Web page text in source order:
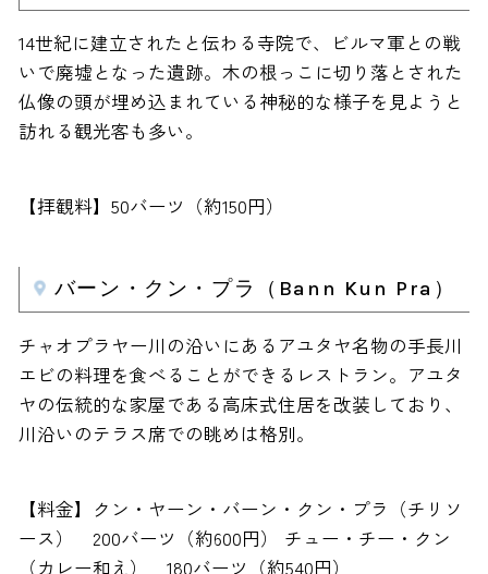
14世紀に建立されたと伝わる寺院で、ビルマ軍との戦
いで廃墟となった遺跡。木の根っこに切り落とされた
仏像の頭が埋め込まれている神秘的な様子を見ようと
訪れる観光客も多い。
【拝観料】50バーツ（約150円）
バーン・クン・プラ（Bann Kun Pra）
チャオプラヤー川の沿いにあるアユタヤ名物の手長川
エビの料理を食べることができるレストラン。アユタ
ヤの伝統的な家屋である高床式住居を改装しており、
川沿いのテラス席での眺めは格別。
【料金】クン・ヤーン・バーン・クン・プラ（チリソ
ース） 200バーツ（約600円） チュー・チー・クン
（カレー和え） 180バーツ（約540円）